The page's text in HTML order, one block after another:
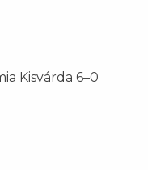
Kisvárda 6–0